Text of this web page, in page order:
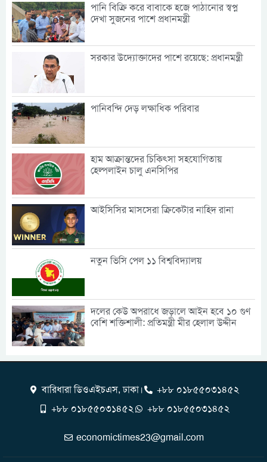
পানি বিক্রি করে বাবাকে হজে পাঠানোর স্বপ্ন
দেখা সুজনের পাশে প্রধানমন্ত্রী
সরকার উদ্যোক্তাদের পাশে রয়েছে: প্রধানমন্ত্রী
পানিবন্দি দেড় লক্ষাধিক পরিবার
হাম আক্রান্তদের চিকিৎসা সহযোগিতায়
হেল্পলাইন চালু এনসিপির
আইসিসির মাসসেরা ক্রিকেটার নাহিদ রানা
নতুন ভিসি পেল ১১ বিশ্ববিদ্যালয়
দলের কেউ অপরাধে জড়ালে আইন হবে ১০ গুণ
বেশি শক্তিশালী: প্রতিমন্ত্রী মীর হেলাল উদ্দীন
বারিধারা ডিওএইচএস, ঢাকা।
+৮৮ ০১৮৫৫০৩১৪৫২
+৮৮ ০১৮৫৫০৩১৪৫২
+৮৮ ০১৮৫৫০৩১৪৫২
economictimes23@gmail.com